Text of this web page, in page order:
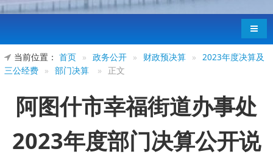
导航
当前位置： 首页 » 政务公开 » 财政预决算 »
2023年度决算及
三公经费 » 部门决算 » 正文
阿图什市幸福街道办事处
2023年度部门决算公开说